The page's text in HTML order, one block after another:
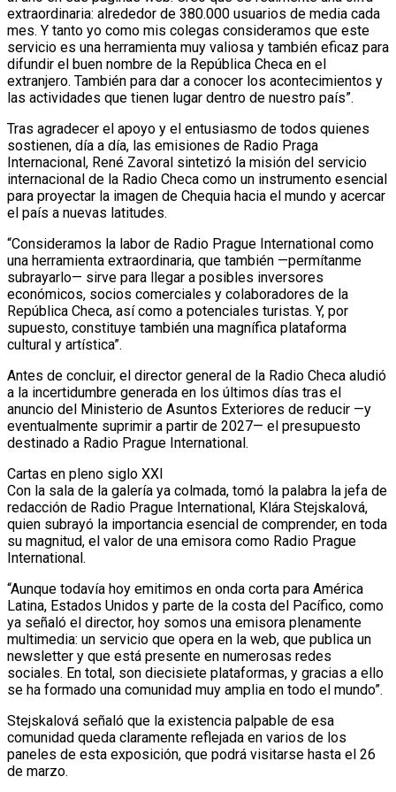
extraordinaria: alrededor de 380.000 usuarios de media cada
mes. Y tanto yo como mis colegas consideramos que este
servicio es una herramienta muy valiosa y también eficaz para
difundir el buen nombre de la República Checa en el
extranjero. También para dar a conocer los acontecimientos y
las actividades que tienen lugar dentro de nuestro país”.
Tras agradecer el apoyo y el entusiasmo de todos quienes
sostienen, día a día, las emisiones de Radio Praga
Internacional, René Zavoral sintetizó la misión del servicio
internacional de la Radio Checa como un instrumento esencial
para proyectar la imagen de Chequia hacia el mundo y acercar
el país a nuevas latitudes.
“Consideramos la labor de Radio Prague International como
una herramienta extraordinaria, que también —permítanme
subrayarlo— sirve para llegar a posibles inversores
económicos, socios comerciales y colaboradores de la
República Checa, así como a potenciales turistas. Y, por
supuesto, constituye también una magnífica plataforma
cultural y artística”.
Antes de concluir, el director general de la Radio Checa aludió
a la incertidumbre generada en los últimos días tras el
anuncio del Ministerio de Asuntos Exteriores de reducir —y
eventualmente suprimir a partir de 2027— el presupuesto
destinado a Radio Prague International.
Cartas en pleno siglo XXI
Con la sala de la galería ya colmada, tomó la palabra la jefa de
redacción de Radio Prague International, Klára Stejskalová,
quien subrayó la importancia esencial de comprender, en toda
su magnitud, el valor de una emisora como Radio Prague
International.
“Aunque todavía hoy emitimos en onda corta para América
Latina, Estados Unidos y parte de la costa del Pacífico, como
ya señaló el director, hoy somos una emisora plenamente
multimedia: un servicio que opera en la web, que publica un
newsletter y que está presente en numerosas redes
sociales. En total, son diecisiete plataformas, y gracias a ello
se ha formado una comunidad muy amplia en todo el mundo”.
Stejskalová señaló que la existencia palpable de esa
comunidad queda claramente reflejada en varios de los
paneles de esta exposición, que podrá visitarse hasta el 26
de marzo.